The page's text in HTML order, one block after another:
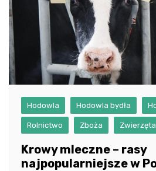
Hodowla Hodowla bydła
Rolnictwo Zboża
Krowy mleczne – rasy
najpopularniejsze w